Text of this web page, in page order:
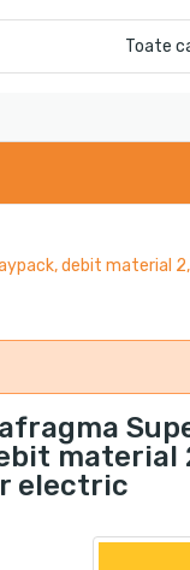
debit material
material
electric